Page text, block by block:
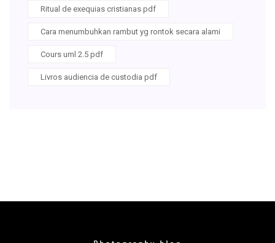
Ritual de exequias cristianas pdf
Cara menumbuhkan rambut yg rontok secara alami
Cours uml 2.5 pdf
Livros audiencia de custodia pdf